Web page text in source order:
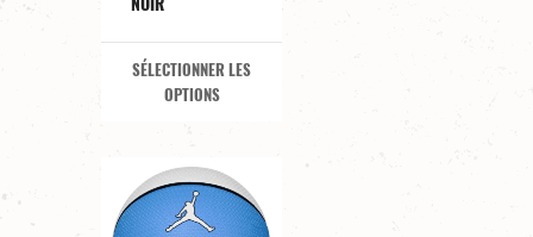
SÉLECTIONNER LES
OPTIONS